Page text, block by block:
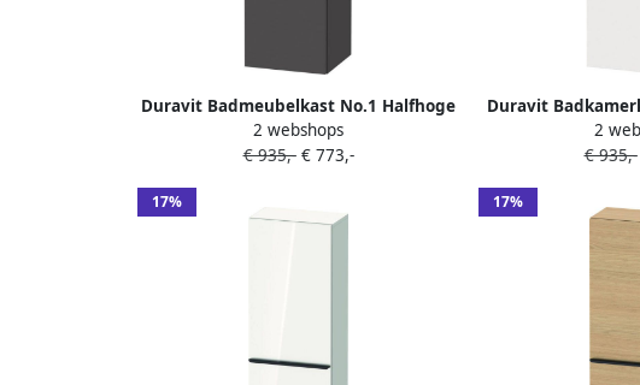
Duravit Badmeubelkast No.1 Halfhoge
Kast Met 1 deur Delen 40x132x36 cm
Mat Grafiet
2 webshops
€ 935,-€ 773,-
Duravit
Kast Met 1 Deur
2
€ 935,-
17% 17%